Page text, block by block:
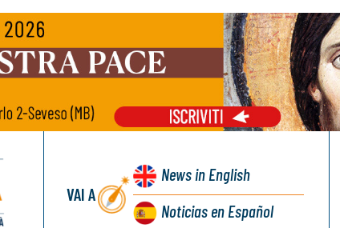
VAI A
Newsin English
Noticiasen Español